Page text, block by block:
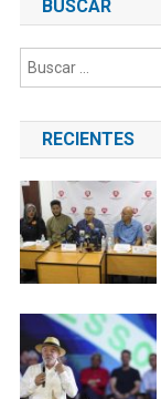
BUSCAR
RECIENTES